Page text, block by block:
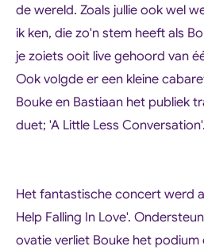
de wereld. Zoals jullie ook wel
ik ken, die zo'n stem heeft als
je zoiets ooit live gehoord van
Ook volgde er een kleine
Bouke en Bastiaan het publiek
duet; 'A Little Less
Het fantastische concert werd
Help Falling In Love'.
ovatie verliet Bouke het